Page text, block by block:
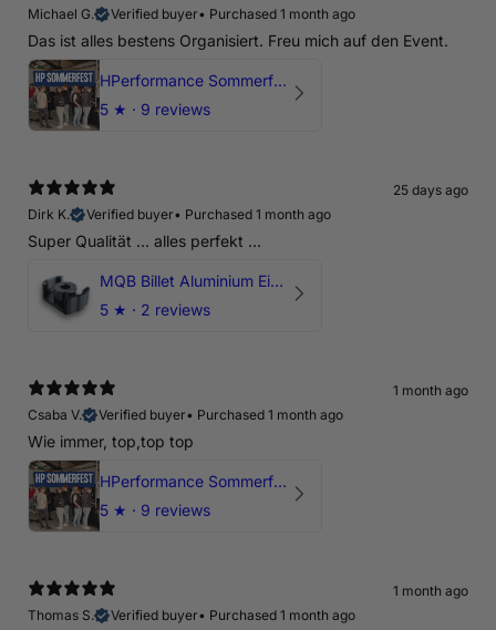
Michael G.
Verified buyer• Purchased 1 month ago
Das ist alles bestens Organisiert. Freu mich auf den Event.
HPerformance Sommerfest 2026
5 ★ · 9 reviews
25 days ago
Dirk K.
Verified buyer• Purchased 1 month ago
Super Qualität ... alles perfekt ...
MQB Billet Aluminium Einsatz Drehmomentstütze - DOGBONE für Audi RS3, TTRS, RSQ3
5 ★ · 2 reviews
1 month ago
Csaba V.
Verified buyer• Purchased 1 month ago
Wie immer, top,top top
HPerformance Sommerfest 2026
5 ★ · 9 reviews
1 month ago
Thomas S.
Verified buyer• Purchased 1 month ago